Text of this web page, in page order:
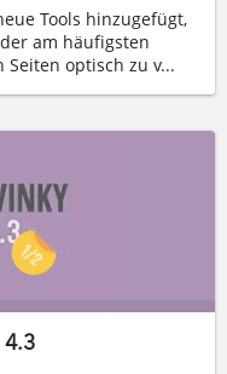
Tools hinzugefügt,
am häufigsten
optisch zu v...
4.3